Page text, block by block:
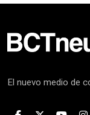
El nuevo medio de